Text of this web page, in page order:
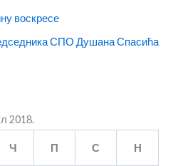
воскресе
СПО Душана Спасића
2018.
Ч П С Н